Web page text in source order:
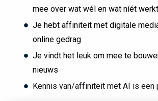
mee over wat wél en wat níét
Je hebt affiniteit met digitale
online gedrag
Je vindt het leuk om mee te
nieuws
Kennis van/affiniteit met AI is een